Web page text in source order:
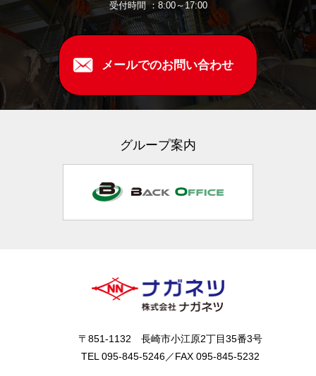
受付時間 ：8:00～17:00
メールでのお問い合わせ
グループ案内
〒851-1132 長崎市小江原2丁目35番3号
TEL 095-845-5246／FAX 095-845-5232